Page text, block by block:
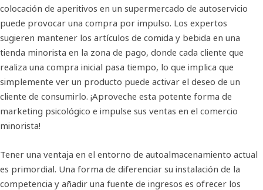
colocación de aperitivos en un supermercado de autoservicio
puede provocar una compra por impulso. Los expertos
sugieren mantener los artículos de comida y bebida en una
tienda minorista en la zona de pago, donde cada cliente que
realiza una compra inicial pasa tiempo, lo que implica que
simplemente ver un producto puede activar el deseo de un
cliente de consumirlo. ¡Aproveche esta potente forma de
marketing psicológico e impulse sus ventas en el comercio
minorista!
Tener una ventaja en el entorno de autoalmacenamiento actual
es primordial. Una forma de diferenciar su instalación de la
competencia y añadir una fuente de ingresos es ofrecer los